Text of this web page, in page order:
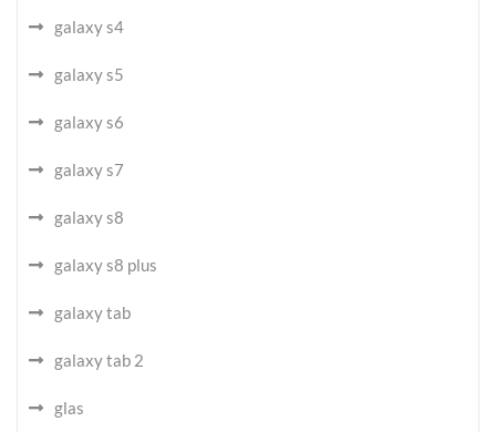
galaxy s4
galaxy s5
galaxy s6
galaxy s7
galaxy s8
galaxy s8 plus
galaxy tab
galaxy tab 2
glas